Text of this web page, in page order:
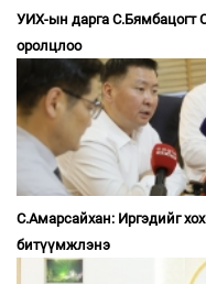
УИХ-ын дарга С.Бямбацогт
оролцлоо
С.Амарсайхан: Иргэдийг
битүүмжлэнэ